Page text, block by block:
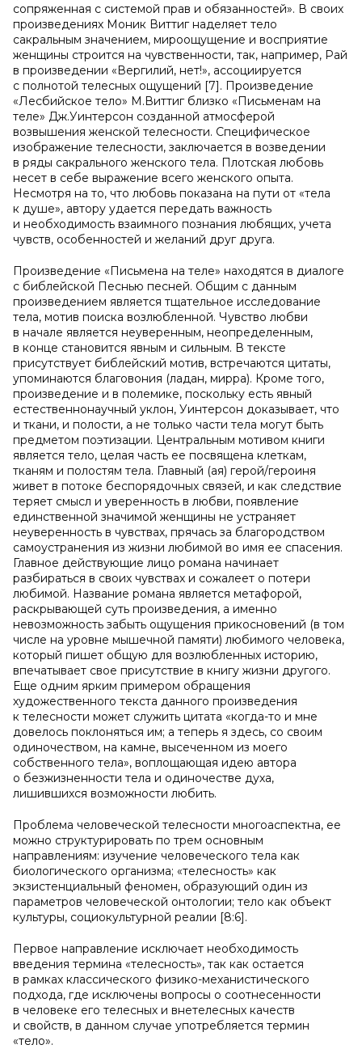
сопряженная с системой прав и обязанностей». В своих
произведениях Моник Виттиг наделяет тело
сакральным значением, мироощущение и восприятие
женщины строится на чувственности, так, например, Рай
в произведении «Вергилий, нет!», ассоциируется
с полнотой телесных ощущений [7]. Произведение
«Лесбийское тело» М.Виттиг близко «Письменам на
теле» Дж.Уинтерсон созданной атмосферой
возвышения женской телесности. Специфическое
изображение телесности, заключается в возведении
в ряды сакрального женского тела. Плотская любовь
несет в себе выражение всего женского опыта.
Несмотря на то, что любовь показана на пути от «тела
к душе», автору удается передать важность
и необходимость взаимного познания любящих, учета
чувств, особенностей и желаний друг друга.
Произведение «Письмена на теле» находятся в диалоге
с библейской Песнью песней. Общим с данным
произведением является тщательное исследование
тела, мотив поиска возлюбленной. Чувство любви
в начале является неуверенным, неопределенным,
в конце становится явным и сильным. В тексте
присутствует библейский мотив, встречаются цитаты,
упоминаются благовония (ладан, мирра). Кроме того,
произведение и в полемике, поскольку есть явный
естественнонаучный уклон, Уинтерсон доказывает, что
и ткани, и полости, а не только части тела могут быть
предметом поэтизации. Центральным мотивом книги
является тело, целая часть ее посвящена клеткам,
тканям и полостям тела. Главный (ая) герой/героиня
живет в потоке беспорядочных связей, и как следствие
теряет смысл и уверенность в любви, появление
единственной значимой женщины не устраняет
неуверенность в чувствах, прячась за благородством
самоустранения из жизни любимой во имя ее спасения.
Главное действующие лицо романа начинает
разбираться в своих чувствах и сожалеет о потери
любимой. Название романа является метафорой,
раскрывающей суть произведения, а именно
невозможность забыть ощущения прикосновений (в том
числе на уровне мышечной памяти) любимого человека,
который пишет общую для возлюбленных историю,
впечатывает свое присутствие в книгу жизни другого.
Еще одним ярким примером обращения
художественного текста данного произведения
к телесности может служить цитата «когда-то и мне
довелось поклоняться им; а теперь я здесь, со своим
одиночеством, на камне, высеченном из моего
собственного тела», воплощающая идею автора
о безжизненности тела и одиночестве духа,
лишившихся возможности любить.
Проблема человеческой телесности многоаспектна, ее
можно структурировать по трем основным
направлениям: изучение человеческого тела как
биологического организма; «телесность» как
экзистенциальный феномен, образующий один из
параметров человеческой онтологии; тело как объект
культуры, социокультурной реалии [8:6].
Первое направление исключает необходимость
введения термина «телесность», так как остается
в рамках классического физико-механистического
подхода, где исключены вопросы о соотнесенности
в человеке его телесных и внетелесных качеств
и свойств, в данном случае употребляется термин
«тело».